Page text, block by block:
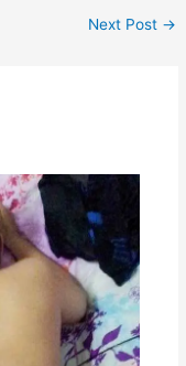
Next Post →